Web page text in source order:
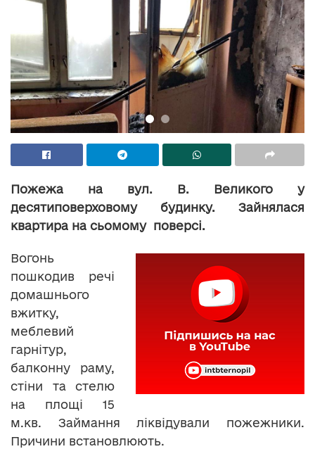
Пожежа на вул. В. Великого у
десятиповерховому будинку. Зайнялася
квартира на сьомому поверсі.
Вогонь
пошкодив речі
домашнього
вжитку,
меблевий
гарнітур,
балконну раму,
стіни та стелю
на площі 15
м.кв. Займання ліквідували пожежники.
Причини встановлюють.